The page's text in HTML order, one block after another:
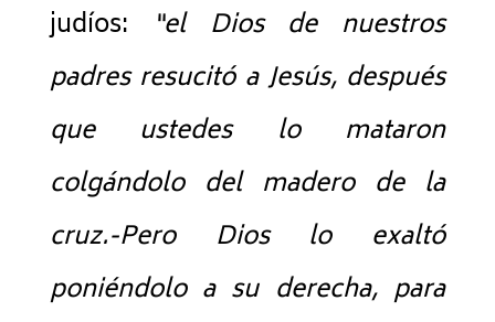
judíos:
“el Dios de nuestros
padres resucitó a Jesús, después
que ustedes lo mataron
colgándolo del madero de la
cruz.-Pero Dios lo exaltó
poniéndolo a su derecha, para